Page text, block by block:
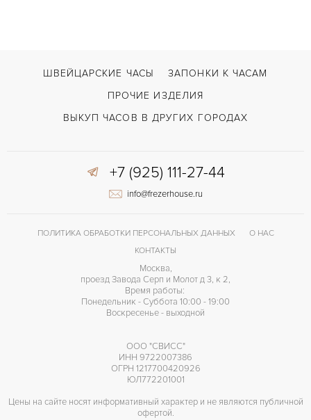
ВОЗМОЖНОСТИ ДОСТАВКИ С документами, С футляром
Двойной сложности застежка
ПРОЧЕЕ Индикатор резерва хода
ШВЕЙЦАРСКИЕ ЧАСЫ
ЗАПОНКИ К ЧАСАМ
ПРОЧИЕ ИЗДЕЛИЯ
ВЫКУП ЧАСОВ В ДРУГИХ ГОРОДАХ
+7 (925) 111-27-44
info@frezerhouse.ru
ПОЛИТИКА ОБРАБОТКИ ПЕРСОНАЛЬНЫХ ДАННЫХ
О НАС
КОНТАКТЫ
Москва,
проезд Завода Серп и Молот д 3, к 2,
Время работы:
Понедельник - Суббота 10:00 - 19:00
Воскресенье - выходной
ООО "СВИСС"
ИНН 9722007386
ОГРН 1217700420926
ЮЛ772201001
Цены на сайте носят информативный характер и не являются публичной
офертой.